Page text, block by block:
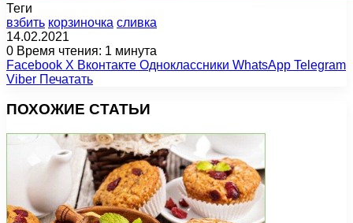
Теги
взбить корзиночка сливка
14.02.2021
0 Время чтения: 1 минута
Facebook X Вконтакте Одноклассники WhatsApp Telegram
Viber Печатать
ПОХОЖИЕ СТАТЬИ